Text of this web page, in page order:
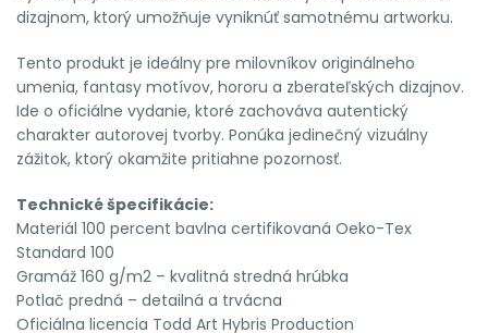
dizajnom, ktorý umožňuje vyniknúť samotnému artworku.
Tento produkt je ideálny pre milovníkov originálneho
umenia, fantasy motívov, hororu a zberateľských dizajnov.
Ide o oficiálne vydanie, ktoré zachováva autentický
charakter autorovej tvorby. Ponúka jedinečný vizuálny
zážitok, ktorý okamžite pritiahne pozornosť.
Technické špecifikácie:
Materiál 100 percent bavlna certifikovaná Oeko-Tex
Standard 100
Gramáž 160 g/m2 – kvalitná stredná hrúbka
Potlač predná – detailná a trvácna
Oficiálna licencia Todd Art Hybris Production